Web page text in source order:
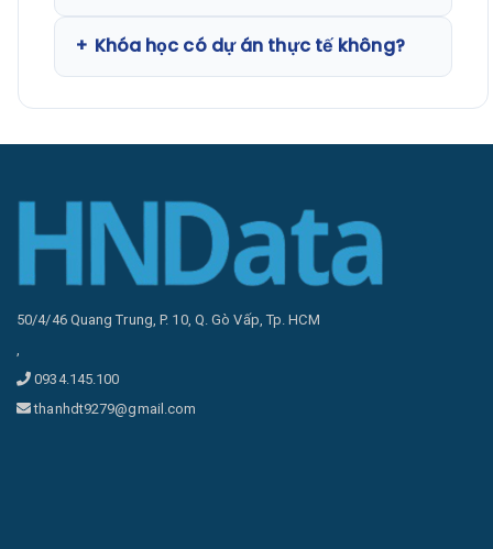
Khóa học có dự án thực tế không?
50/4/46 Quang Trung, P. 10, Q. Gò Vấp, Tp. HCM
,
0934.145.100
thanhdt9279@gmail.com